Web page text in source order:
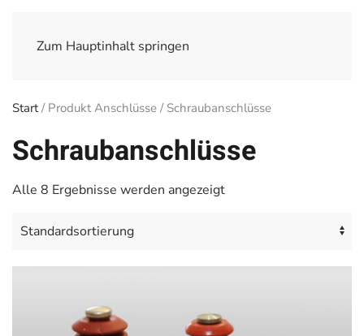
Zum Hauptinhalt springen
Start/ Produkt Anschlüsse / Schraubanschlüsse
Schraubanschlüsse
Alle 8 Ergebnisse werden angezeigt